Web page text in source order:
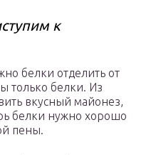
к
белки отделить от
только белки. Из
вкусный майонез,
белки нужно хорошо
пены.